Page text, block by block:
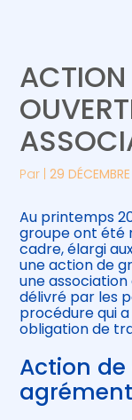
Gérer votre
Piloter votre
Développer
Construire
Être prêt pour
électronique
Suivre votre
Gérer vos
ACTION
Par |29
Au printemps
groupe ont été
cadre, élargi
une action de
une
délivré par les
procédure qui
obligation de
Action